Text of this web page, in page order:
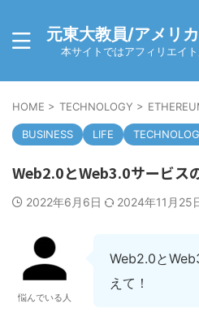
元東大教員/アメリ
本サイトではアフィリエイ
HOME > TECHNOLOGY >
BUSINESS LIFE
Web2.0とWeb3.0サービス
2022年6月6日 2024年11月25
悩んでいる人
Web2.0と
えて！